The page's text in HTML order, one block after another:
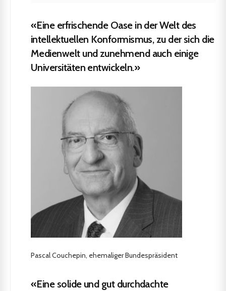
«Eine erfrischende Oase in der Welt des
intellektuellen Konformismus, zu der sich die
Medienwelt und zunehmend auch einige
Universitäten entwickeln.»
Pascal Couchepin, ehemaliger Bundespräsident
«Eine solide und gut durchdachte